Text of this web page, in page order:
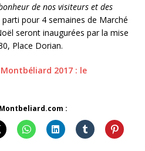
de nos visiteurs et des
parti pour 4 semaines de Marché
seront inaugurées par la mise
Place Dorian.
2017 : le
: